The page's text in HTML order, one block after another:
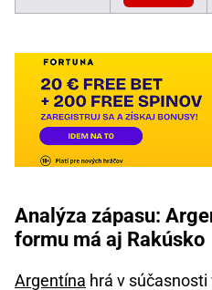
Analýza zápasu:
formu má aj Rakúsko
Argentína hrá v